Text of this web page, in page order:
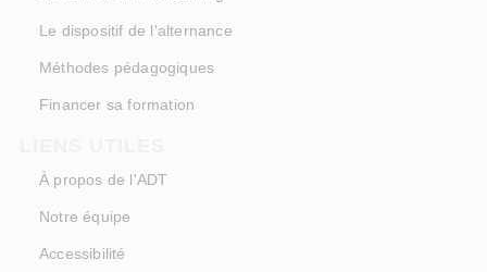
Le dispositif de l'alternance
Méthodes pédagogiques
Financer sa formation
À propos de l'ADT
Notre équipe
Accessibilité